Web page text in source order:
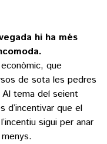
hi ha més
que
de sota les pedres
tema del seient
d’incentivar que el
sigui per anar